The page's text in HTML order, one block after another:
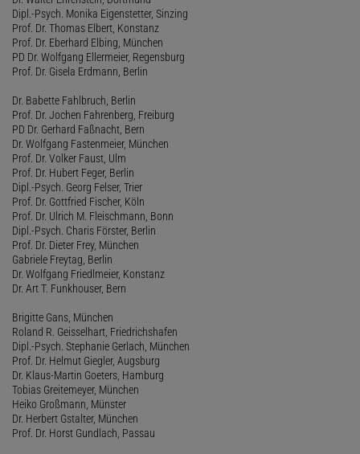
Dipl.-Psych. Monika Eigenstetter, Sinzing
Prof. Dr. Thomas Elbert, Konstanz
Prof. Dr. Eberhard Elbing, München
PD Dr. Wolfgang Ellermeier, Regensburg
Prof. Dr. Gisela Erdmann, Berlin
Dr. Babette Fahlbruch, Berlin
Prof. Dr. Jochen Fahrenberg, Freiburg
PD Dr. Gerhard Faßnacht, Bern
Dr. Wolfgang Fastenmeier, München
Prof. Dr. Volker Faust, Ulm
Prof. Dr. Hubert Feger, Berlin
Dipl.-Psych. Georg Felser, Trier
Prof. Dr. Gottfried Fischer, Köln
Prof. Dr. Ulrich M. Fleischmann, Bonn
Dipl.-Psych. Charis Förster, Berlin
Prof. Dr. Dieter Frey, München
Gabriele Freytag, Berlin
Dr. Wolfgang Friedlmeier, Konstanz
Dr. Art T. Funkhouser, Bern
Brigitte Gans, München
Roland R. Geisselhart, Friedrichshafen
Dipl.-Psych. Stephanie Gerlach, München
Prof. Dr. Helmut Giegler, Augsburg
Dr. Klaus-Martin Goeters, Hamburg
Tobias Greitemeyer, München
Heiko Großmann, Münster
Dr. Herbert Gstalter, München
Prof. Dr. Horst Gundlach, Passau